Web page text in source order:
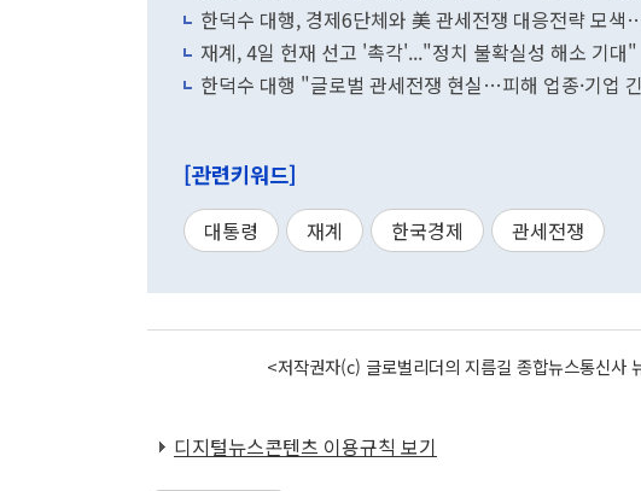
한덕수 대행, 경제6단체와 美 관세전쟁 대응전략 모
재계, 4일 헌재 선고 '촉각'..."정치 불확실성 해소 기대"
한덕수 대행 "글로벌 관세전쟁 현실…피해 업종·기업
[관련키워드]
대통령 재계 한국경제 관세전쟁
<저작권자(c) 글로벌리더의 지름길 종합뉴스통신
디지털뉴스콘텐츠 이용규칙 보기